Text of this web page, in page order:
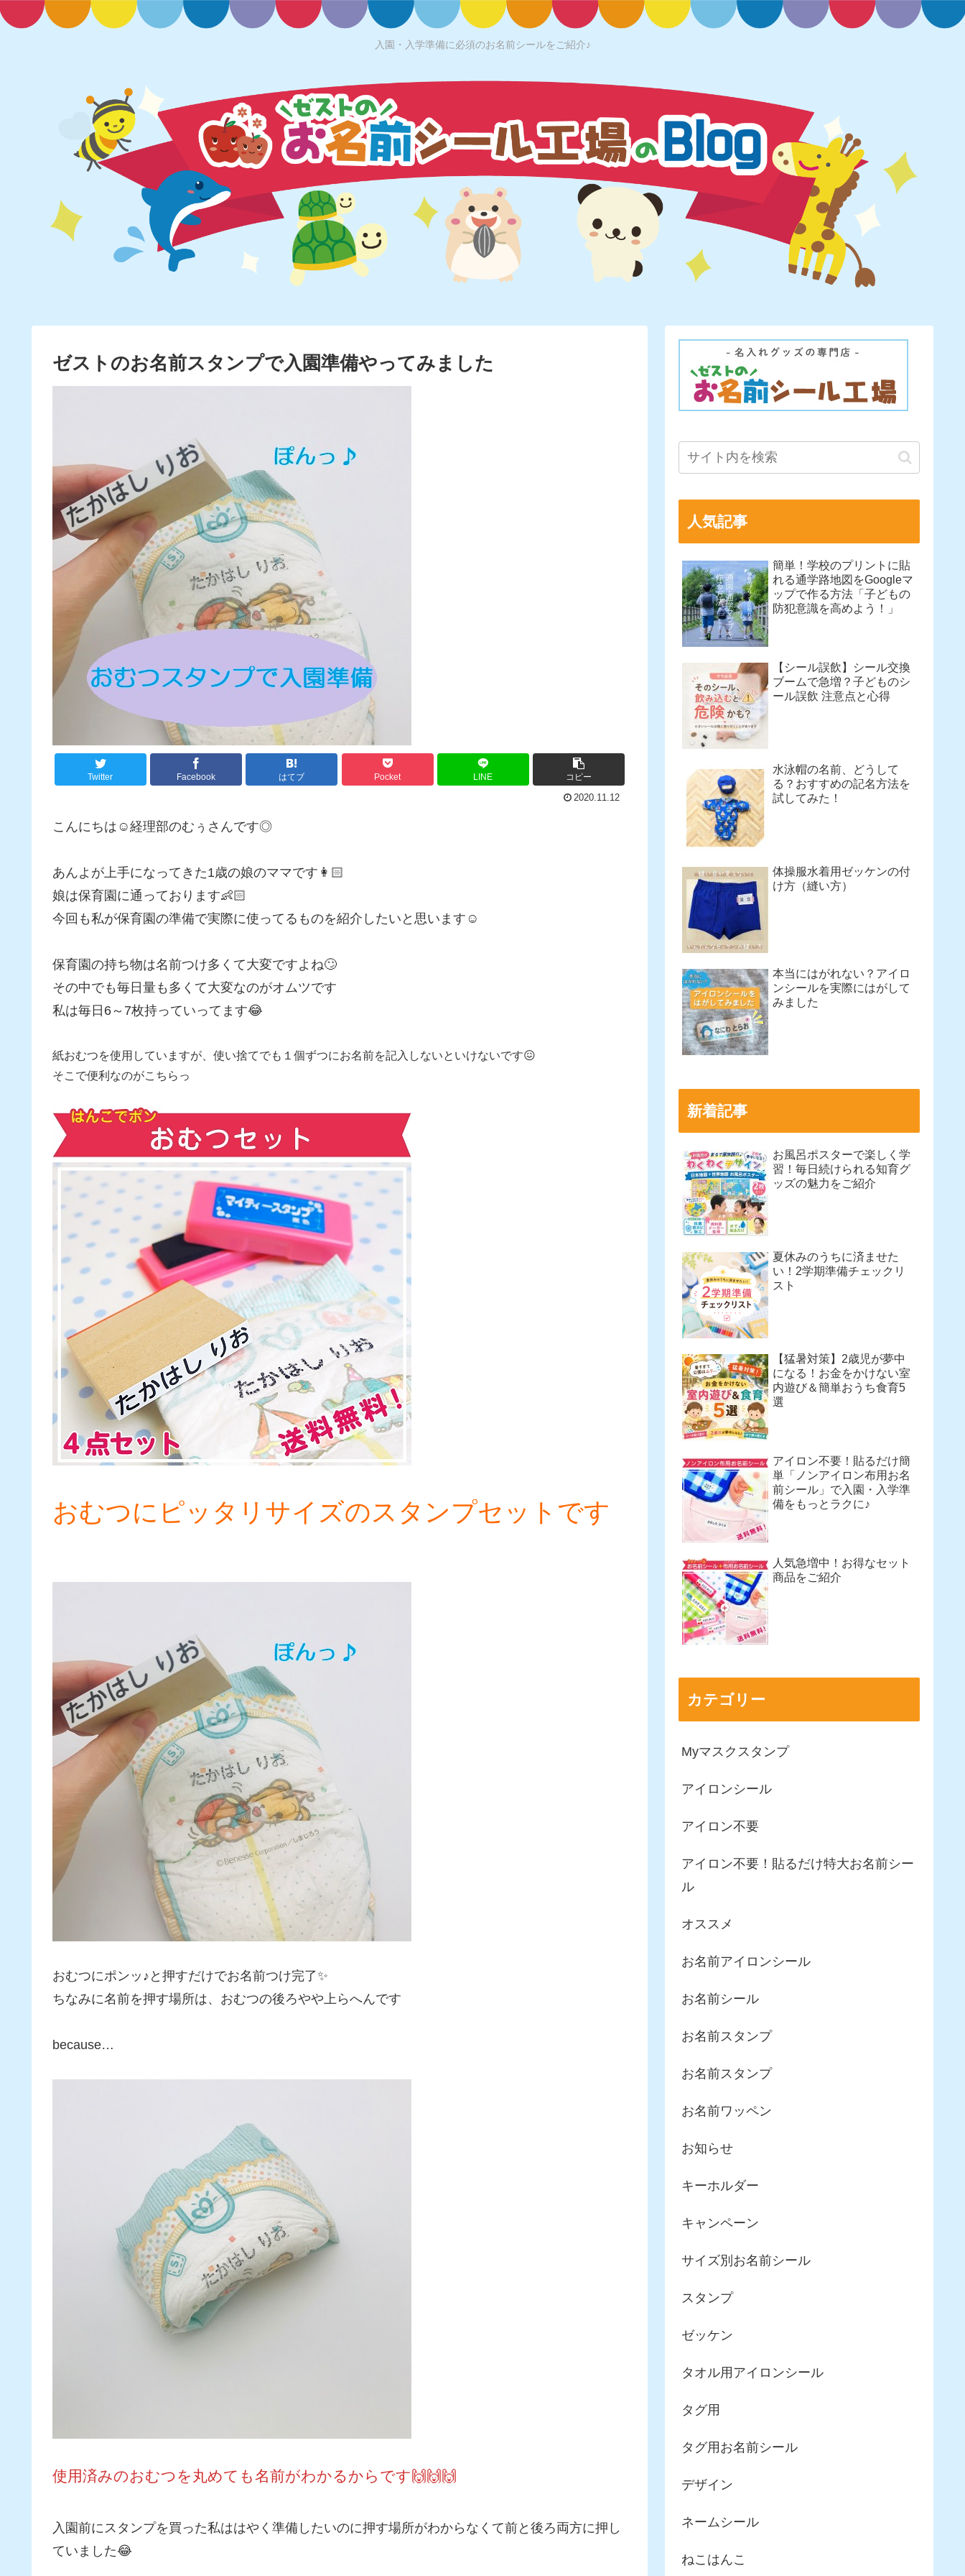
入園・入学準備に必須のお名前シールをご紹介♪
ゼストのお名前スタンプで入園準備やってみました
Twitter Facebook はてブ Pocket LINE コピー
2020.11.12
こんにちは☺経理部のむぅさんです◎
あんよが上手になってきた1歳の娘のママです👩🏻
娘は保育園に通っております👶🏻
今回も私が保育園の準備で実際に使ってるものを紹介したいと思います☺
保育園の持ち物は名前つけ多くて大変ですよね🙄
その中でも毎日量も多くて大変なのがオムツです
私は毎日6～7枚持っていってます😂
紙おむつを使用していますが、使い捨てでも１個ずつにお名前を記入しないといけないです😖
そこで便利なのがこちらっ
おむつにピッタリサイズのスタンプセットです
おむつにポンッ♪と押すだけでお名前つけ完了✨
ちなみに名前を押す場所は、おむつの後ろやや上らへんです
because…
使用済みのおむつを丸めても名前がわかるからです🙌🙌🙌
入園前にスタンプを買った私ははやく準備したいのに押す場所がわからなくて前と後ろ両方に押し
ていました😂
人気記事
簡単！学校のプリントに貼
れる通学路地図をGoogleマ
ップで作る方法「子どもの
防犯意識を高めよう！」
【シール誤飲】シール交換
ブームで急増？子どものシ
ール誤飲 注意点と心得
水泳帽の名前、どうして
る？おすすめの記名方法を
試してみた！
体操服水着用ゼッケンの付
け方（縫い方）
本当にはがれない？アイロ
ンシールを実際にはがして
みました
新着記事
お風呂ポスターで楽しく学
習！毎日続けられる知育グ
ッズの魅力をご紹介
夏休みのうちに済ませた
い！2学期準備チェックリ
スト
【猛暑対策】2歳児が夢中
になる！お金をかけない室
内遊び＆簡単おうち食育5
選
アイロン不要！貼るだけ簡
単「ノンアイロン布用お名
前シール」で入園・入学準
備をもっとラクに♪
人気急増中！お得なセット
商品をご紹介
カテゴリー
Myマスクスタンプ
アイロンシール
アイロン不要
アイロン不要！貼るだけ特大お名前シー
ル
オススメ
お名前アイロンシール
お名前シール
お名前スタンプ
お名前スタンプ
お名前ワッペン
お知らせ
キーホルダー
キャンペーン
サイズ別お名前シール
スタンプ
ゼッケン
タオル用アイロンシール
タグ用
タグ用お名前シール
デザイン
ネームシール
ねこはんこ